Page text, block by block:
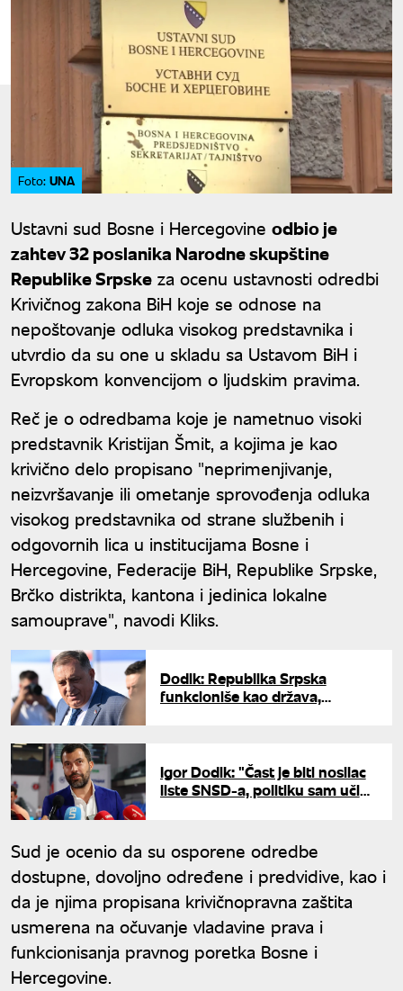
Foto: UNA
Ustavni sud Bosne i Hercegovine odbio je
zahtev 32 poslanika Narodne skupštine
Republike Srpske za ocenu ustavnosti odredbi
Krivičnog zakona BiH koje se odnose na
nepoštovanje odluka visokog predstavnika i
utvrdio da su one u skladu sa Ustavom BiH i
Evropskom konvencijom o ljudskim pravima.
Reč je o odredbama koje je nametnuo visoki
predstavnik Kristijan Šmit, a kojima je kao
krivično delo propisano "neprimenjivanje,
neizvršavanje ili ometanje sprovođenja odluka
visokog predstavnika od strane službenih i
odgovornih lica u institucijama Bosne i
Hercegovine, Federacije BiH, Republike Srpske,
Brčko distrikta, kantona i jedinica lokalne
samouprave", navodi Kliks.
Dodik: Republika Srpska
funkcioniše kao država,
Igor Dodik: "Čast je biti nosilac
liste SNSD-a, politiku sam učio
Sud je ocenio da su osporene odredbe
dostupne, dovoljno određene i predvidive, kao i
da je njima propisana krivičnopravna zaštita
usmerena na očuvanje vladavine prava i
funkcionisanja pravnog poretka Bosne i
Hercegovine.